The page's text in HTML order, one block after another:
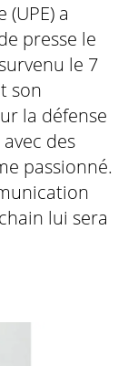
a
presse le
le 7
son
la défense
des
passionné.
lui sera